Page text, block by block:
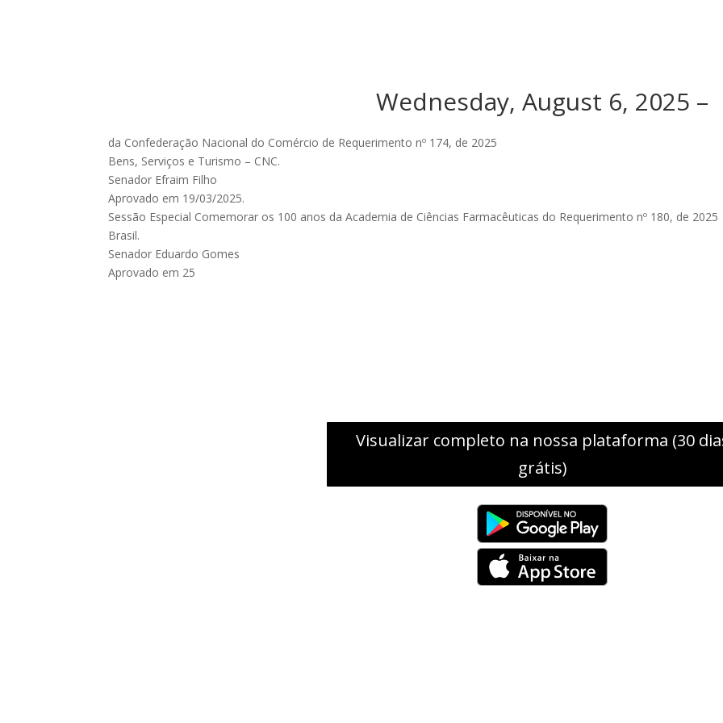
Wednesday, August 6, 2025 –
da Confederação Nacional do Comércio de Requerimento nº 174, de 2025
Bens, Serviços e Turismo – CNC.
Senador Efraim Filho
Aprovado em 19/03/2025.
Sessão Especial Comemorar os 100 anos da Academia de Ciências Farmacêuticas do Requerimento nº 180, de 2025
Brasil.
Senador Eduardo Gomes
Aprovado em 25
Visualizar completo na nossa plataforma (30
grátis)